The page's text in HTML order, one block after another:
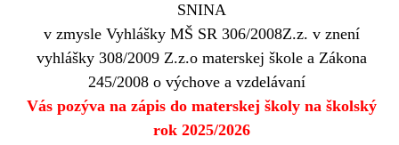
SNINA
v zmysle Vyhlášky MŠ SR 306/2008Z.z. v znení
vyhlášky 308/2009 Z.z.o materskej škole a Zákona
245/2008 o výchove a vzdelávaní
Vás pozýva na zápis do materskej školy na školský
rok 2025/2026